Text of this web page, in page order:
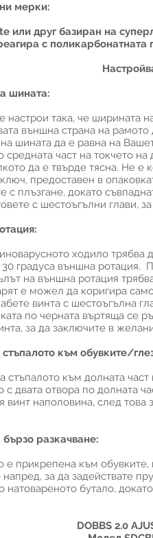
мерки:
или друг базиран на
с поликарбонатната
шината:
настрои така, че
външна страна на
шината да е равна на
средната част на токчето
да е твърде тясна. Не е
предоставен в
с плъзгане, докато
с шестоъгълни глави,
ходило
градуса външна ротация.
на външна ротация
е можел да коригира само
винта с шестоъгълна
по черната въртяща се
за да заключите в
към обувките/
стъпалото към долната
с двата отвора по долната
винт наполовина, след
разкачване:
е прикрепена към
напред, за да задействате
бутало,
DOBBS 2.0